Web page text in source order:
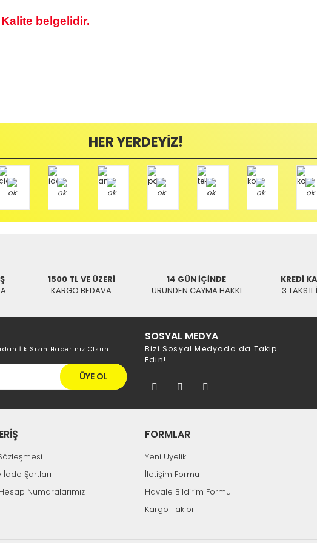
Kalite belgelidir.
güvenilir..
HER YERDEYİZ!
1500 TL VE ÜZERİ
KARGO BEDAVA
14 GÜN İÇİNDE
ÜRÜNDEN CAYMA HAKKI
KREDİ
3 TAKSİT
İlk Sizin Haberiniz Olsun!
ÜYE OL
SOSYAL MEDYA
Bizi Sosyal Medyada da Takip
Edin!
Şartları
Numaralarımız
FORMLAR
Yeni Üyelik
İletişim Formu
Havale Bildirim Formu
Kargo Takibi